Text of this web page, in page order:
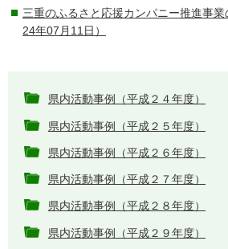
三重のふるさと応援カンパニー推進事
24年07月11日）
県内活動事例（平成２４年度）
県内活動事例（平成２５年度）
県内活動事例（平成２６年度）
県内活動事例（平成２７年度）
県内活動事例（平成２８年度）
県内活動事例（平成２９年度）